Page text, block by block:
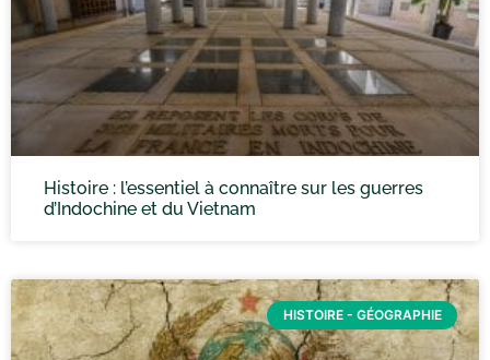
Histoire : l’essentiel à connaître sur les guerres
d’Indochine et du Vietnam
HISTOIRE - GÉOGRAPHIE